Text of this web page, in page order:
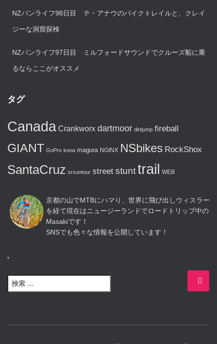
NZバンライフ98日目 テ・アナウのバイクトレイルと、クレイ
ジーな洞窟探検
NZバンライフ97日目 ミルフォードサウンドでクルーズ船に乗
るならここがオススメ
タグ
Canada Crankworx dartmoor dirtjump fireball
GIANT GoPro kona magura NGINX NSbikes RockShox
SantaCruz srsuntour street stunttrail WEB
京都の山でMTBにハマり、世界に飛び出しウィスラー
を経て現在はニュージーランドでロードトリップ中の
Masakiです！
SNSでも色々な情報を公開しています！
検
索